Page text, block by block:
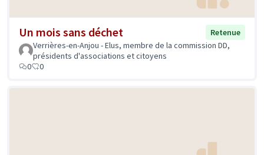
Un mois sans déchet
Retenue
Verrières-en-Anjou - Elus, membre de la commission DD,
présidents d'associations et citoyens
0
0